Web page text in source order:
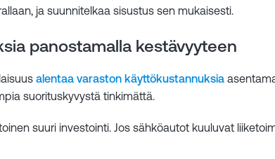
ja suunnitelkaa sisustus sen mukaisesti.
panostamalla kestävyyteen
alentaa varaston käyttökustannuksia
suorituskyvystä tinkimättä.
suuri investointi. Jos sähköautot kuuluvat